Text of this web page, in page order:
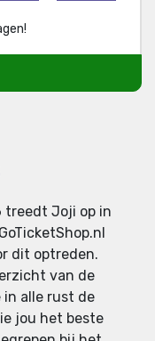
treedt Joji op in
dit optreden.
van de
in alle rust de
jou het beste